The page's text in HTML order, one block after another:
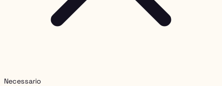
Necessario